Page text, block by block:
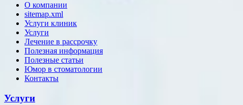
О компании
sitemap.xml
Услуги клиник
Услуги
Лечение в рассрочку
Полезная информация
Полезные статьи
Юмор в стоматологии
Контакты
Услуги